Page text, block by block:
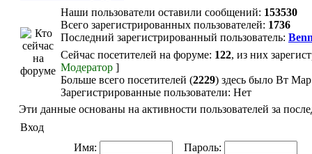
Наши пользователи оставили сообщений: 153530
Всего зарегистрированных пользователей: 1736
Последний зарегистрированный пользователь:
Сейчас посетителей на форуме: 122, из них
Модератор ]
Больше всего посетителей (2229) здесь было Вт
Зарегистрированные пользователи: Нет
Эти данные основаны на активности пользователей за
Вход
Имя:
Пароль: